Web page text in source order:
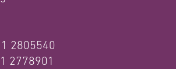
2805540
2778901